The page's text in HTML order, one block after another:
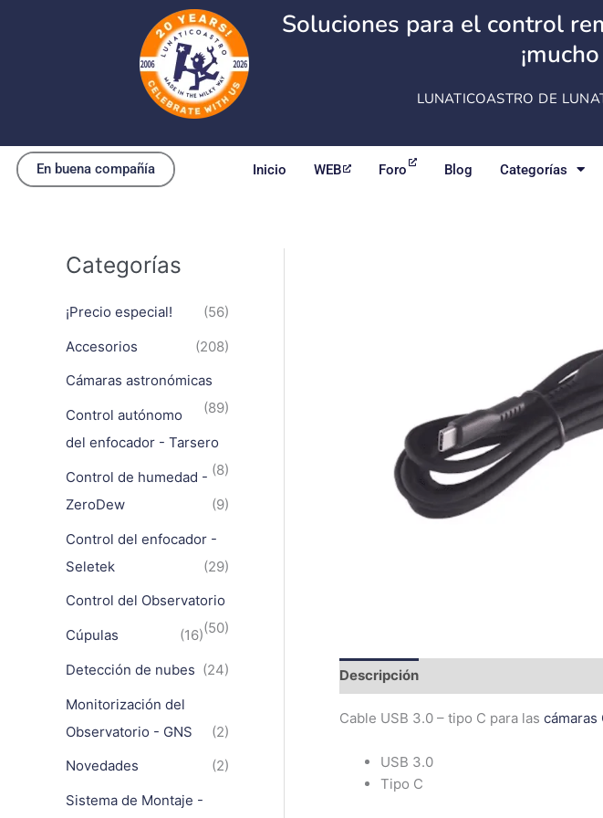
Soluciones para el control
LUNATICOASTRO DE
En buena compañía Inicio WEB Foro Blog Categorías
Categorías
¡Precio especial!
(56)
Accesorios
(208)
Cámaras astronómicas
(89)
Control autónomo
del enfocador - Tarsero
(8)
Control de humedad -
ZeroDew
(9)
Control del enfocador -
Seletek
(29)
Control del Observatorio
(50)
Cúpulas
(16)
Detección de nubes (24)
Monitorización del
Observatorio - GNS
(2)
Novedades
(2)
Sistema de Montaje -
Descripción
Cable USB 3.0 – tipo C para las cámaras
USB 3.0
Tipo C